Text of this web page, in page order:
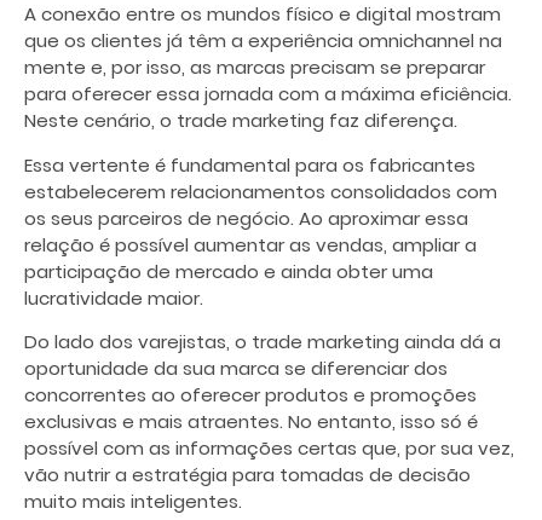
A conexão entre os mundos físico e digital mostram
que os clientes já têm a experiência omnichannel na
mente e, por isso, as marcas precisam se preparar
para oferecer essa jornada com a máxima eficiência.
Neste cenário, o trade marketing faz diferença.
Essa vertente é fundamental para os fabricantes
estabelecerem relacionamentos consolidados com
os seus parceiros de negócio. Ao aproximar essa
relação é possível aumentar as vendas, ampliar a
participação de mercado e ainda obter uma
lucratividade maior.
Do lado dos varejistas, o trade marketing ainda dá a
oportunidade da sua marca se diferenciar dos
concorrentes ao oferecer produtos e promoções
exclusivas e mais atraentes. No entanto, isso só é
possível com as informações certas que, por sua vez,
vão nutrir a estratégia para tomadas de decisão
muito mais inteligentes.